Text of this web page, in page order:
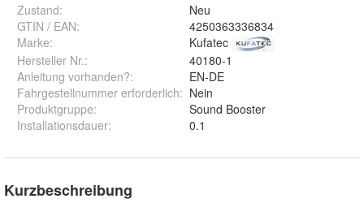
Zustand:
Neu
GTIN / EAN:
4250363336834
Marke:
Kufatec
Hersteller Nr.:
40180-1
Anleitung vorhanden?:
EN-DE
Fahrgestellnummer erforderlich: Nein
Produktgruppe:
Sound Booster
Installationsdauer: 0.1
Kurzbeschreibung